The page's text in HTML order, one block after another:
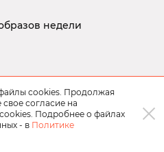
недели
новой роли
как сделать серферские
cookies. Продолжая
свое согласие на
Подробнее о файлах
- в Политике